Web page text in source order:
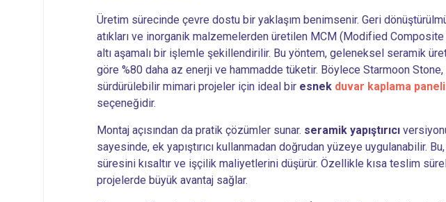
Üretim sürecinde çevre dostu bir yaklaşım benimsenir. Geri
atıkları ve inorganik malzemelerden üretilen MCM (Modified
altı aşamalı bir işlemle şekillendirilir. Bu yöntem, geleneksel seramik
göre %80 daha az enerji ve hammadde tüketir. Böylece Starmoon Stone,
sürdürülebilir mimari projeler için ideal bir esnek duvar kaplama paneli
seçeneğidir.
Montaj açısından da pratik çözümler sunar. seramik yapıştırıcı
sayesinde, ek yapıştırıcı kullanmadan doğrudan yüzeye uygulanabilir.
süresini kısaltır ve işçilik maliyetlerini düşürür. Özellikle kısa teslim
projelerde büyük avantaj sağlar.